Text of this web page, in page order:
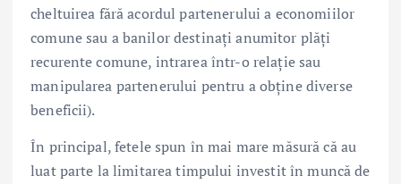
cheltuirea fără acordul partenerului a economiilor
comune sau a banilor destinați anumitor plăți
recurente comune, intrarea într-o relație sau
manipularea partenerului pentru a obține diverse
beneficii).
În principal, fetele spun în mai mare măsură că au
luat parte la limitarea timpului investit în muncă de